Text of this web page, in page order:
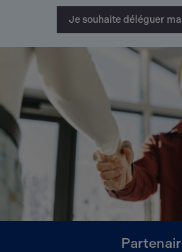
Je souhaite déléguer